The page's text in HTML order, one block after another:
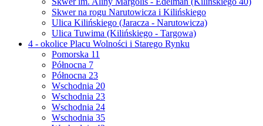
Skwer na rogu Narutowicza i Kilińskiego
Ulica Kilińskiego (Jaracza - Narutowicza)
Ulica Tuwima (Kilińskiego - Targowa)
4 - okolice Placu Wolności i Starego Rynku
Pomorska 11
Północna 7
Północna 23
Wschodnia 20
Wschodnia 23
Wschodnia 24
Wschodnia 35